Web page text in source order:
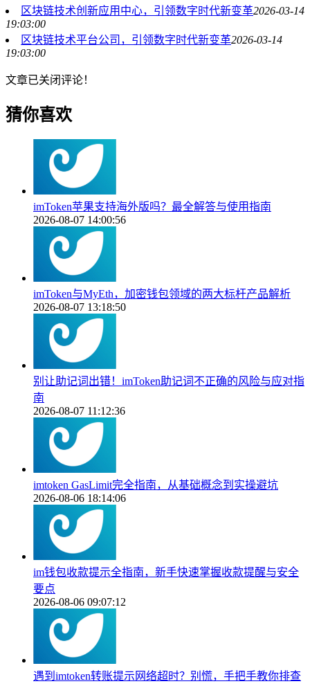
区块链技术创新应用中心，引领数字时代新变革2026-03-14
19:03:00
区块链技术平台公司，引领数字时代新变革2026-03-14
19:03:00
文章已关闭评论！
猜你喜欢
imToken苹果支持海外版吗？最全解答与使用指南
2026-08-07 14:00:56
imToken与MyEth，加密钱包领域的两大标杆产品解析
2026-08-07 13:18:50
别让助记词出错！imToken助记词不正确的风险与应对指
南
2026-08-07 11:12:36
imtoken GasLimit完全指南，从基础概念到实操避坑
2026-08-06 18:14:06
im钱包收款提示全指南，新手快速掌握收款提醒与安全
要点
2026-08-06 09:07:12
遇到imtoken转账提示网络超时？别慌，手把手教你排查